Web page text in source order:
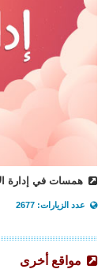
همسات في إدارة
عدد الزيارات: 2677
مواقع أخرى